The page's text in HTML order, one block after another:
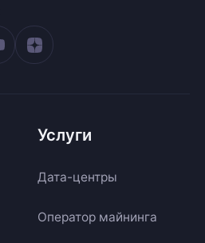
Услуги
Дата-центры
Оператор майнинга